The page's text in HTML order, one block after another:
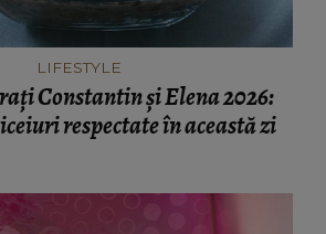
LIFESTYLE
Constantin și Elena 2026:
respectate în această zi